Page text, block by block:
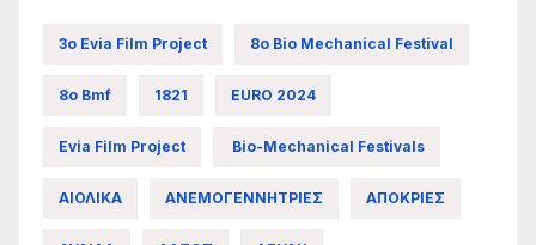
3ο Evia Film Project 8ο Bio Mechanical Festival
8ο Bmf 1821 EURO 2024
Evia Film Project Bio-Mechanical Festivals
ΑΙΟΛΙΚΑ ΑΝΕΜΟΓΕΝΝΗΤΡΙΕΣ ΑΠΟΚΡΙΕΣ